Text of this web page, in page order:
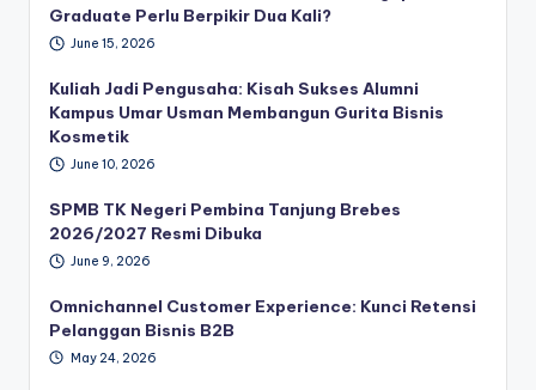
Graduate Perlu Berpikir Dua Kali?
June 15, 2026
Kuliah Jadi Pengusaha: Kisah Sukses Alumni
Kampus Umar Usman Membangun Gurita Bisnis
Kosmetik
June 10, 2026
SPMB TK Negeri Pembina Tanjung Brebes
2026/2027 Resmi Dibuka
June 9, 2026
Omnichannel Customer Experience: Kunci Retensi
Pelanggan Bisnis B2B
May 24, 2026